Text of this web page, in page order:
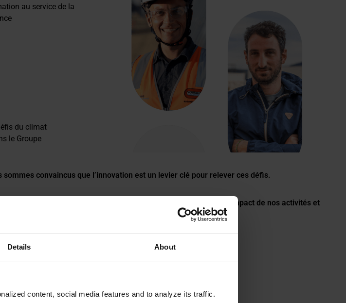
Details About
content, social media features and to analyze its traffic.
au service de la
du climat
le Groupe
convaincus que l’innovation est un levier clé pour relever ces défis.
et de transformer durablement nos métiers pour réduire l’impact de nos activités et
des réalisations face aux grands défis contemporains.